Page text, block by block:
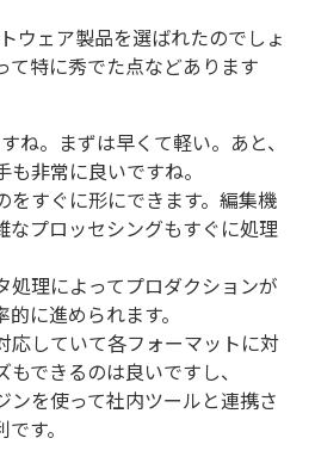
ウェア製品を選ばれたのでしょ
て特に秀でた点などあります
ね。まずは早くて軽い。あと、
非常に良いですね。
をすぐに形にできます。編集機
なプロッセシングもすぐに処理
処理によってプロダクションが
に進められます。
応していて各フォーマットに対
できるのは良いですし、
ンを使って社内ツールと連携さ
す。